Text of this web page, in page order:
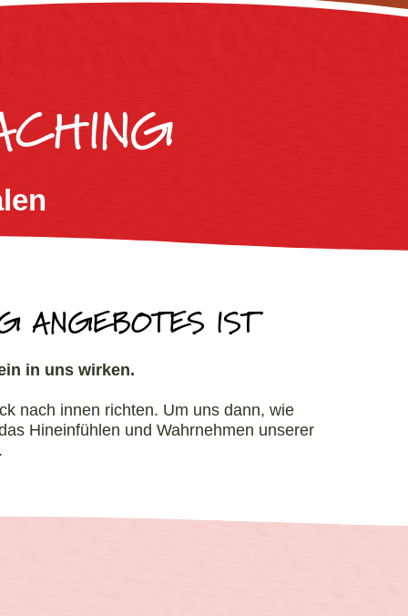
ANGEBOTES IST
in uns wirken.
nach innen richten. Um uns dann, wie
Hineinfühlen und Wahrnehmen unserer